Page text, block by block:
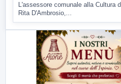
L'assessore comunale alla Cultura
Rita D'Ambrosio,...